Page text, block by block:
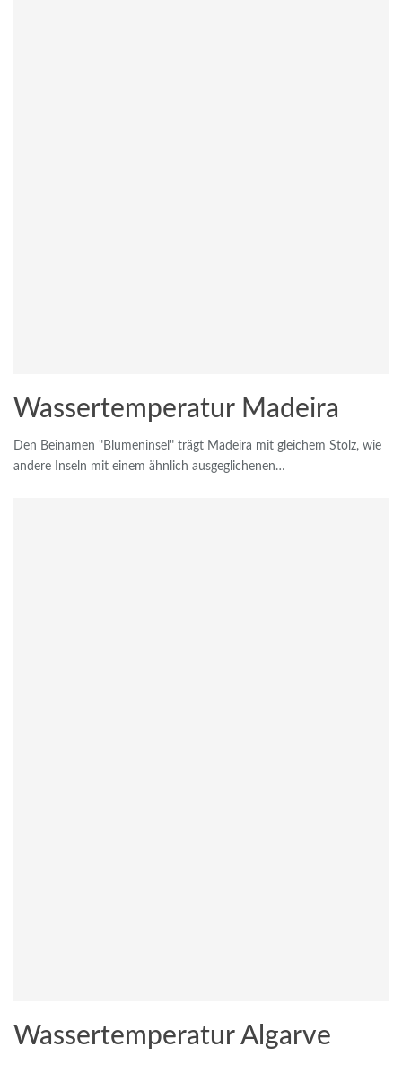
Wassertemperatur Madeira
Den Beinamen "Blumeninsel" trägt Madeira mit gleichem Stolz, wie
andere Inseln mit einem ähnlich ausgeglichenen…
Wassertemperatur Algarve